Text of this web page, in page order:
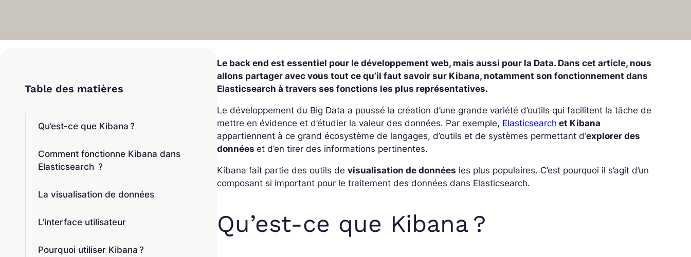
Qu’est-ce que Kibana ?
Comment fonctionne Kibana dans
Elasticsearch ?
La visualisation de données
L’interface utilisateur
Pourquoi utiliser Kibana ?
Le back end est essentiel pour le développement web, mais aussi pour la Data. Dans cet article, nous
allons partager avec vous tout ce qu’il faut savoir sur Kibana, notamment son fonctionnement dans
Elasticsearch à travers ses fonctions les plus représentatives.
Le développement du Big Data a poussé la création d’une grande variété d’outils qui facilitent la tâche de
mettre en évidence et d’étudier la valeur des données. Par exemple, Elasticsearch et Kibana
appartiennent à ce grand écosystème de langages, d’outils et de systèmes permettant d’explorer des
donnéeset d’en tirer des informations pertinentes.
Kibana fait partie des outils devisualisation de données les plus populaires. C’est pourquoi il s’agit d’un
composant si important pour le traitement des données dans Elasticsearch.
Qu’est-ce que Kibana ?